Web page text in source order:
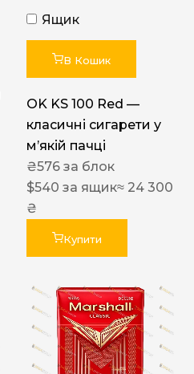
Ящик
В Кошик
OK KS 100 Red —
класичні сигарети у
м’якій пачці
₴576 за блок
$540 за ящик≈ 24 300
₴
Купити